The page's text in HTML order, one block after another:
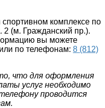
комплексе по
2 (м. Гражданский пр.).
вы можете
или по телефонам: 8 (812)
что для оформления
услуг необходимо
проводится